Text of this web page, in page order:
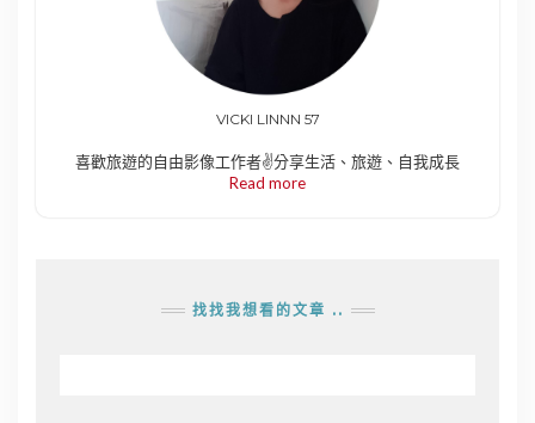
VICKI LINNN 57
喜歡旅遊的自由影像工作者✌️分享生活、旅遊、自我成長
Read more
找找我想看的文章 ..